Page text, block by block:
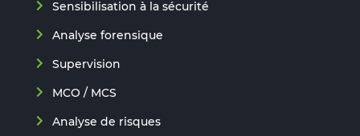
Sensibilisation à la sécurité
Analyse forensique
Supervision
MCO / MCS
Analyse de risques